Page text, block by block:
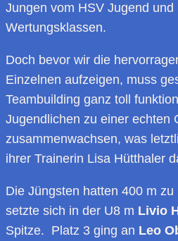
Jungen vom HSV Jugend
Wertungsklassen.
Doch bevor wir die
Einzelnen aufzeigen, muss
Teambuilding ganz toll
Jugendlichen zu einer echten
zusammenwachsen, was
ihrer Trainerin Lisa Hütthaler
Die Jüngsten hatten 400 m
setzte sich in der U8 m Livio
Spitze. Platz 3 ging an Leo